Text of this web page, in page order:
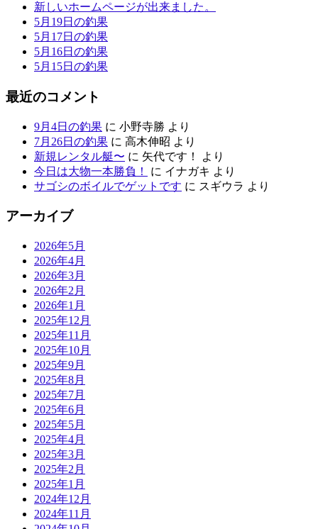
新しいホームページが出来ました。
5月19日の釣果
5月17日の釣果
5月16日の釣果
5月15日の釣果
最近のコメント
9月4日の釣果 に 小野寺勝 より
7月26日の釣果 に 高木伸昭 より
新規レンタル艇〜 に 矢代です！
より
今日は大物一本勝負！
に イナガキ より
サゴシのボイルでゲットです に スギウラ より
アーカイブ
2026年5月
2026年4月
2026年3月
2026年2月
2026年1月
2025年12月
2025年11月
2025年10月
2025年9月
2025年8月
2025年7月
2025年6月
2025年5月
2025年4月
2025年3月
2025年2月
2025年1月
2024年12月
2024年11月